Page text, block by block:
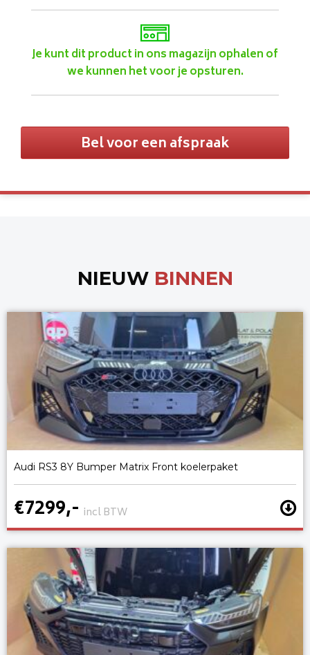
Je kunt dit product in ons magazijn ophalen of
we kunnen het voor je opsturen.
Bel voor een afspraak
NIEUW BINNEN
Audi RS3 8Y Bumper Matrix Front koelerpaket
€7299,- incl BTW